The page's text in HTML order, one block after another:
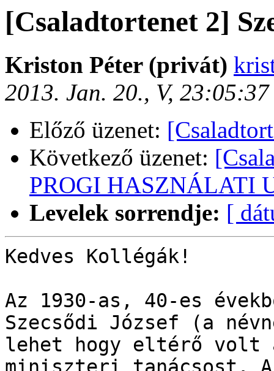
[Csaladtortenet 2]
Kriston Péter (privát)
2013. Jan. 20., V,
Előző üzenet:
Következő üzenet:
PROGI HASZNÁLATI
Levelek sorrendje: [
Kedves Kollégák!
Az 1930-as, 40-es
Szecsődi József (a
lehet hogy eltérő volt